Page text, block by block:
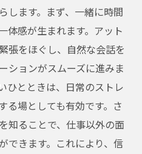
します。まず、一緒に時間
体感が生まれます。アット
張をほぐし、自然な会話を
ションがスムーズに進みま
ひとときは、日常のストレ
る場としても有効です。さ
知ることで、仕事以外の面
できます。これにより、信